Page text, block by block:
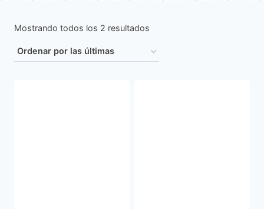
Mostrando todos los 2 resultados
latest